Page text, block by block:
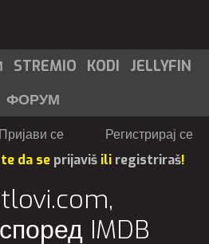
STREMIO KODI
JELLYFIN
ФОРУМ
Пријави се
Регистрирај се
da se prijaviš ili registriraš!
IMDB